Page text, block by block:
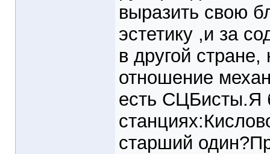
выразить свою
эстетику ,и за
в другой
отношение
есть СЦБисты.Я
старший